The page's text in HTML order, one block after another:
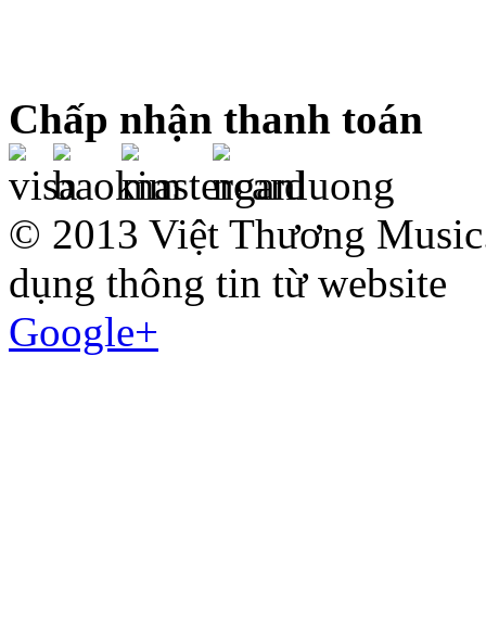
Chấp nhận thanh toán
© 2013 Việt Thương
dụng thông tin từ website
Google+